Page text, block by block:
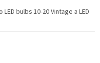
bulbs 10-20 Vintage a LED